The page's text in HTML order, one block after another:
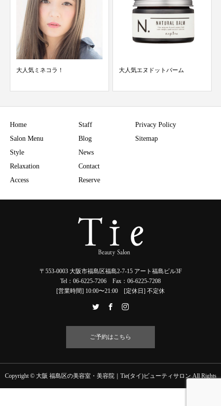
大人気エヌドットバーム ロングヘアは艶が必須
Home
Salon Menu
Style
Relaxation
Access
Staff
Blog
News
Contact
Reserve
Privacy Policy
Sitemap
〒553-0003 大阪市福島区福島2-7-15 アート福島ビル3F
Tel：06-6225-7206 Fax：06-6225-7208
[営業時間] 10:00〜21:00 [定休日] 不定休
ご予約はこちら
Copyright © 大阪 福島区の美容室・美容院｜Tie(タイ)ビューティサロン All Rights